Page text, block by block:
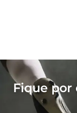
Fique por